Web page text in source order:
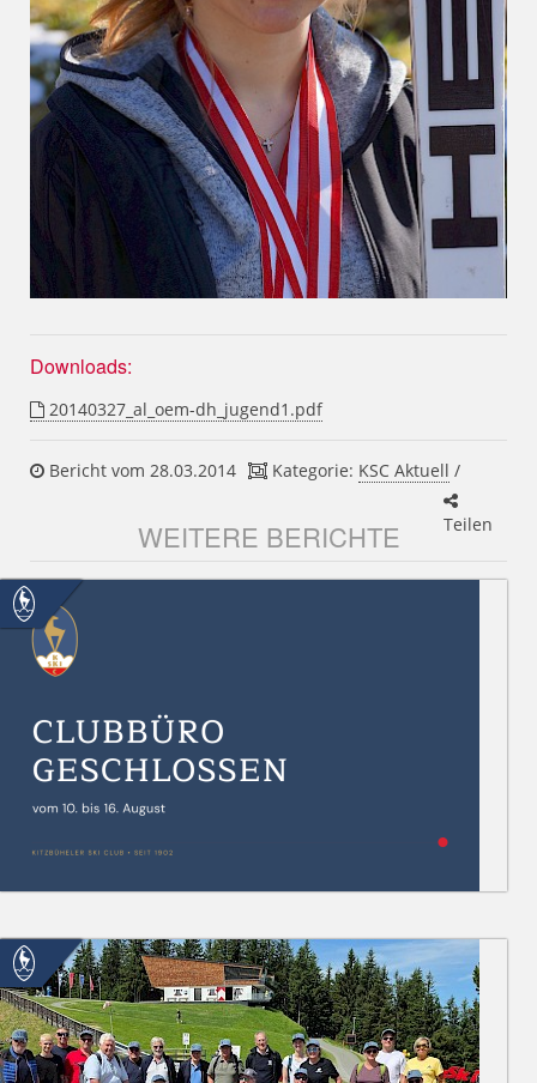
Downloads:
20140327_al_oem-dh_jugend1.pdf
Bericht vom 28.03.2014 Kategorie: KSC Aktuell /
Teilen
WEITERE BERICHTE